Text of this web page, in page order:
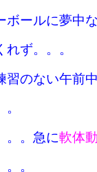
ボールに夢中
ず。。。
習のない午前
。。急に軟体
。